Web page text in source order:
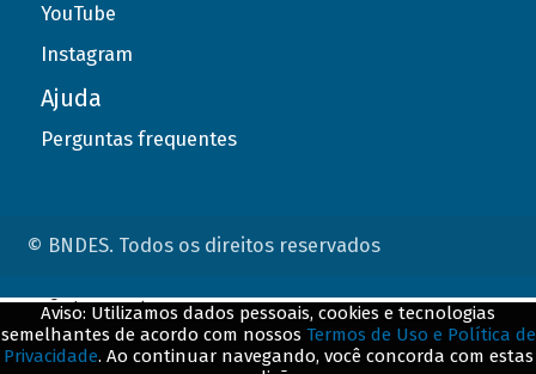
YouTube
Instagram
Ajuda
Perguntas frequentes
© BNDES. Todos os direitos reservados
Aviso: Utilizamos dados pessoais, cookies e tecnologias
semelhantes de acordo com nossos Termos de Uso e Política de
Privacidade. Ao continuar navegando, você concorda com estas
ConteÃºdo complementar
${title}${badge}